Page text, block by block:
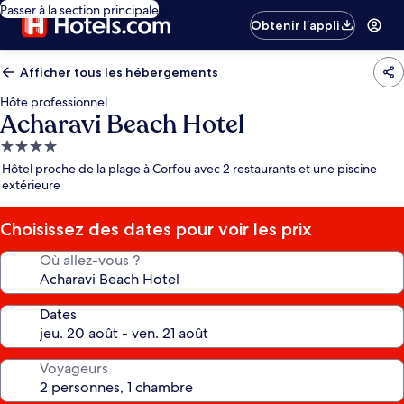
Passer à la section principale
Obtenir l’appli
Afficher tous les hébergements
Hôte professionnel
Acharavi Beach Hotel
Hébergement
4.0 étoiles
Hôtel proche de la plage à Corfou avec 2 restaurants et une piscine
extérieure
Choisissez des dates pour voir les prix
Où allez-vous ?
Dates
Voyageurs